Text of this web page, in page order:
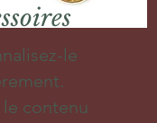
le
contenu